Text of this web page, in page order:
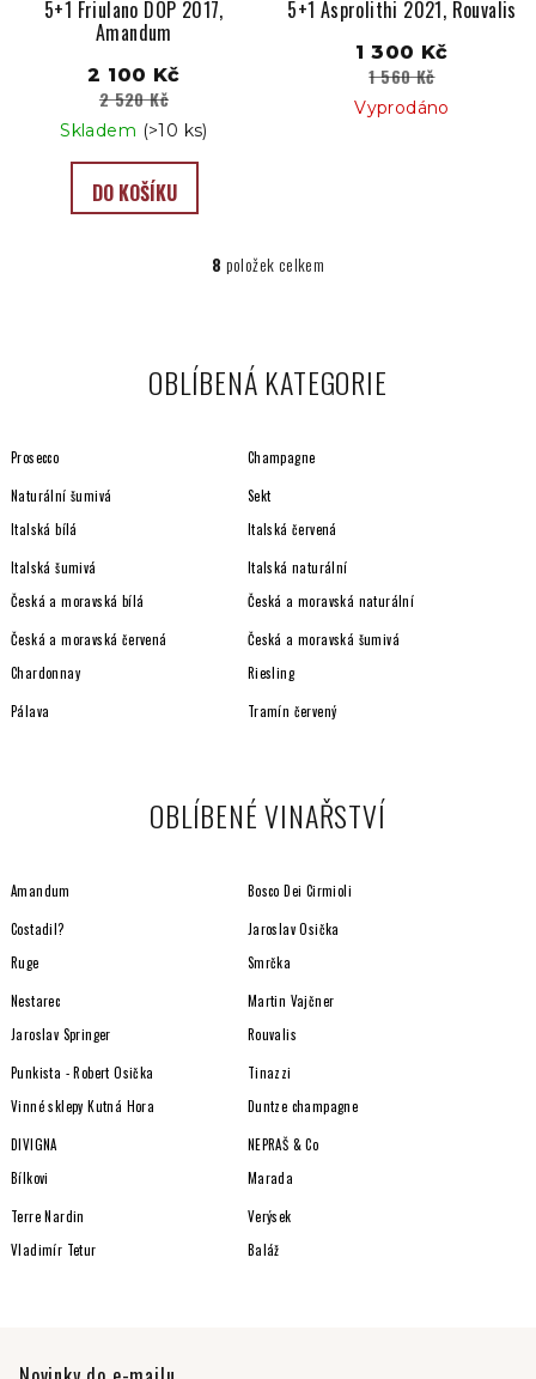
5+1 Friulano DOP 2017,
Amandum
2 100 Kč
2 520 Kč
Skladem (>10 ks)
DO KOŠÍKU
5+1 Asprolithi 2021, Rouvalis
1 300 Kč
1 560 Kč
Vyprodáno
O
d
í
p
r
k
y
v
ý
p
i
8 položek celkem
OBLÍBENÁ KATEGORIE
Prosecco Champagne
Naturální šumivá
Sekt
Italská bílá
Italská červená
Italská šumivá
Italská naturální
Česká a moravská bílá
Česká a moravská naturální
Česká a moravská červená
Česká a moravská šumivá
Chardonnay
Riesling
Pálava Tramín červený
OBLÍBENÉ VINAŘSTVÍ
Amandum Bosco Dei Cirmioli
Costadil?
Jaroslav Osička
Ruge
Smrčka
Nestarec
Martin Vajčner
Jaroslav Springer
Rouvalis
Punkista - Robert Osička
Tinazzi
Vinné sklepy Kutná Hora
Duntze champagne
DIVIGNA
NEPRAŠ & Co
Bílkovi
Marada
Terre Nardin
Verýsek
Vladimír Tetur
Baláž